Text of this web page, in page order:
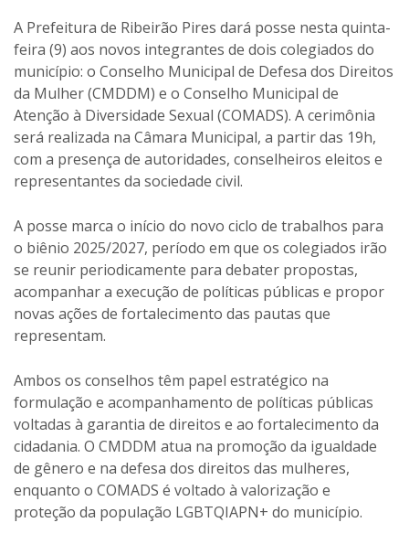
A Prefeitura de Ribeirão Pires dará posse nesta quinta-
feira (9) aos novos integrantes de dois colegiados do
município: o Conselho Municipal de Defesa dos Direitos
da Mulher (CMDDM) e o Conselho Municipal de
Atenção à Diversidade Sexual (COMADS). A cerimônia
será realizada na Câmara Municipal, a partir das 19h,
com a presença de autoridades, conselheiros eleitos e
representantes da sociedade civil.
A posse marca o início do novo ciclo de trabalhos para
o biênio 2025/2027, período em que os colegiados irão
se reunir periodicamente para debater propostas,
acompanhar a execução de políticas públicas e propor
novas ações de fortalecimento das pautas que
representam.
Ambos os conselhos têm papel estratégico na
formulação e acompanhamento de políticas públicas
voltadas à garantia de direitos e ao fortalecimento da
cidadania. O CMDDM atua na promoção da igualdade
de gênero e na defesa dos direitos das mulheres,
enquanto o COMADS é voltado à valorização e
proteção da população LGBTQIAPN+ do município.